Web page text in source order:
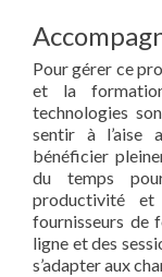
Pour gérer ce
et la
technologies
sentir à l’aise
bénéficier
du temps
productivité
fournisseurs de
ligne et des
s’adapter aux